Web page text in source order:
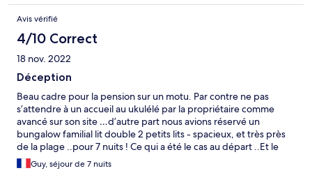
do if you like to go off track to a beautiful quiet place. We hope
to come back someday!
Avis vérifié
4/10 Correct
18 nov. 2022
Déception
Beau cadre pour la pension sur un motu. Par contre ne pas
s’attendre à un accueil au ukulélé par la propriétaire comme
avancé sur son site …d’autre part nous avions réservé un
bungalow familial lit double 2 petits lits - spacieux, et très près
de la plage ..pour 7 nuits ! Ce qui a été le cas au départ ..Et le
jour 3 on nous a dit d’un ton autoritaire et devant tout le monde
à table ! avoir besoin de notre bungalow ! Nous avons dû
Guy, séjour de 7 nuits